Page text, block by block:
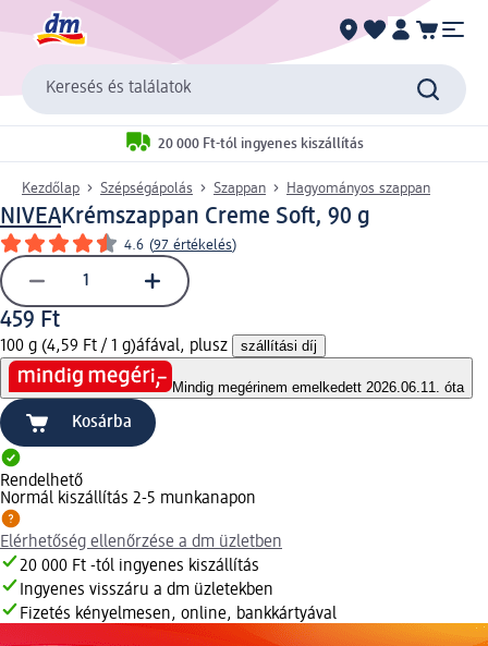
Keresés és találatok
20 000 Ft-tól ingyenes kiszállítás
Kezdőlap Szépségápolás Szappan Hagyományos szappan
NIVEAKrémszappan Creme Soft, 90 g
4.6 (97 értékelés)
459 Ft
100 g (4,59 Ft / 1 g)áfával, plusz szállítási díj
Mindig megérinem emelkedett 2026.06.11. óta
Kosárba
Rendelhető
Normál kiszállítás 2-5 munkanapon
Elérhetőség ellenőrzése a dm üzletben
20 000 Ft -tól ingyenes kiszállítás
Ingyenes visszáru a dm üzletekben
Fizetés kényelmesen, online, bankkártyával